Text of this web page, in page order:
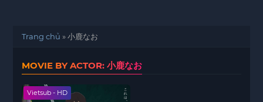
Trang chủ »小鹿なお
MOVIE BY ACTOR: 小鹿なお
Vietsub - HD